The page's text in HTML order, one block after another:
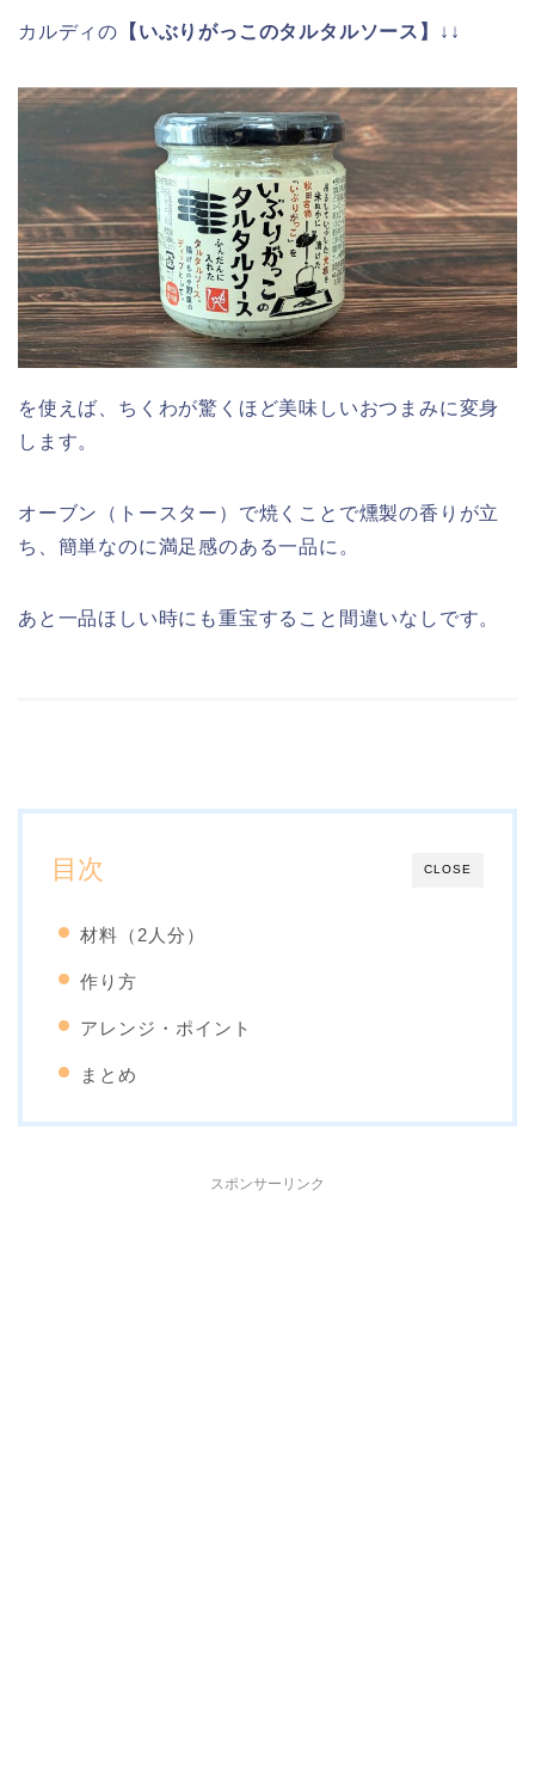
カルディの 【いぶりがっこのタルタルソース】 ↓↓
を使えば、ちくわが驚くほど美味しいおつまみに変身
します。
オーブン（トースター）で焼くことで燻製の香りが立
ち、簡単なのに満足感のある一品に。
あと一品ほしい時にも重宝すること間違いなしです。
CLOSE
目次
材料（2人分）
作り方
アレンジ・ポイント
まとめ
スポンサーリンク